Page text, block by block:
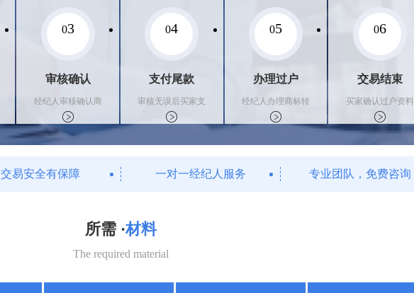
03
审核确认
经纪人审核确认商
标状态
04
支付尾款
审核无误后买家支
付尾款，卖家办理
相关手续
05
办理过户
经纪人办理商标转
让手续，交付相关
证书
06
交易结束
买家确认过户资料
后，平台解冻资金
支付卖家
交易安全有保障 一对一经纪人服务 专业团队，免费咨询
所需 ·材料
The required material